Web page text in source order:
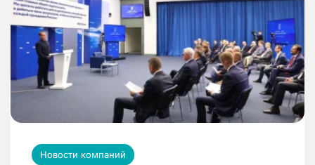
Новости компаний